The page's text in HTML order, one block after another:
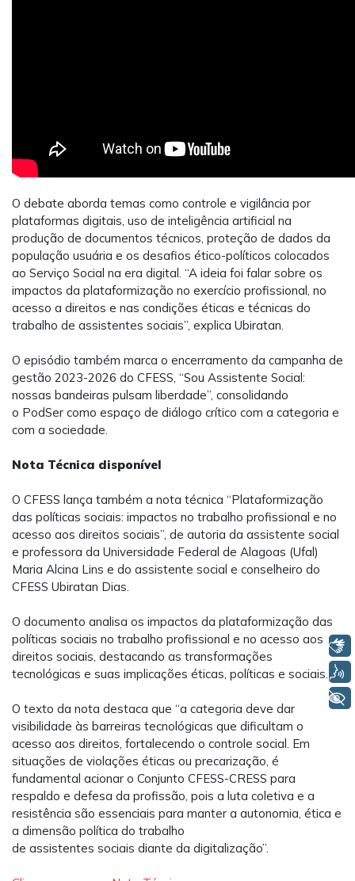
O debate aborda temas como controle e vigilância por
plataformas digitais, uso de inteligência artificial na
produção de documentos técnicos, proteção de dados da
população usuária e os desafios ético-políticos colocados
ao Serviço Social na era digital. “A ideia foi falar sobre os
impactos da plataformização no exercício profissional, no
acesso a direitos e nas condições éticas e técnicas do
trabalho de assistentes sociais”, explica Ubiratan.
O episódio também marca o encerramento da campanha de
gestão 2023-2026 do CFESS, “Sou Assistente Social:
nossas bandeiras pulsam liberdade”, consolidando
o PodSer como espaço de diálogo crítico com a categoria e
com a sociedade.
Nota Técnica disponível
O CFESS lança também a nota técnica “Plataformização
das políticas sociais: impactos no trabalho profissional e no
acesso aos direitos sociais”, de autoria da assistente social
e professora da Universidade Federal de Alagoas (Ufal)
Maria Alcina Lins e do assistente social e conselheiro do
CFESS Ubiratan Dias.
O documento analisa os impactos da plataformização das
políticas sociais no trabalho profissional e no acesso aos
direitos sociais, destacando as transformações
tecnológicas e suas implicações éticas, políticas e sociais.
O texto da nota destaca que “a categoria deve dar
visibilidade às barreiras tecnológicas que dificultam o
acesso aos direitos, fortalecendo o controle social. Em
situações de violações éticas ou precarização, é
fundamental acionar o Conjunto CFESS-CRESS para
respaldo e defesa da profissão, pois a luta coletiva e a
resistência são essenciais para manter a autonomia, ética e
a dimensão política do trabalho
de assistentes sociais diante da digitalização”.
Libras
Voz